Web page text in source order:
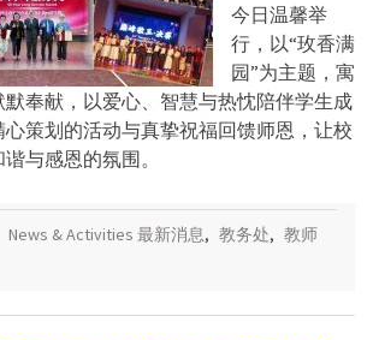
今日温馨举
行，以“玫香满
园”为主题，寓
奉献，以爱心、智慧与热忱陪伴学生成
策划的活动与真挚祝福回馈师恩，让校
与感恩的氛围。
News & Activities 最新消息, 教务处, 教师